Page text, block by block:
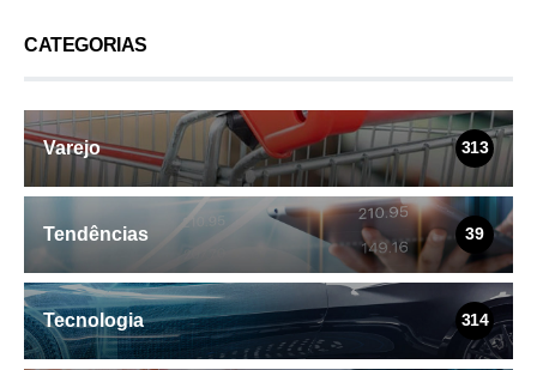
CATEGORIAS
Varejo 313
Tendências 39
Tecnologia 314